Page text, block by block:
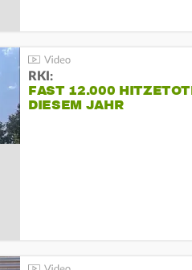
RKI:
FAST 12.000
DIESEM JAHR